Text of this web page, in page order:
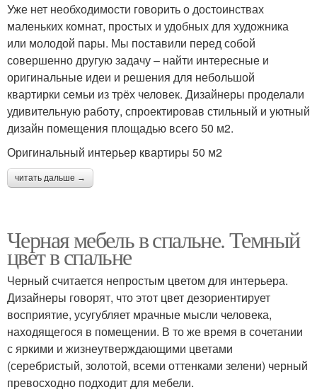
Уже нет необходимости говорить о достоинствах
маленьких комнат, простых и удобных для художника
или молодой пары. Мы поставили перед собой
совершенно другую задачу – найти интересные и
оригинальные идеи и решения для небольшой
квартирки семьи из трёх человек. Дизайнеры проделали
удивительную работу, спроектировав стильный и уютный
дизайн помещения площадью всего 50 м2.
Оригинальный интерьер квартиры 50 м2
читать дальше →
Черная мебель в спальне. Темный
цвет в спальне
Черный считается непростым цветом для интерьера.
Дизайнеры говорят, что этот цвет дезориентирует
восприятие, усугубляет мрачные мысли человека,
находящегося в помещении. В то же время в сочетании
с яркими и жизнеутверждающими цветами
(серебристый, золотой, всеми оттенками зелени) черный
превосходно подходит для мебели.